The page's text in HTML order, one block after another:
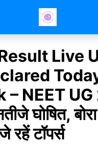
Live
– NEET
घोषित,
टॉपर्स